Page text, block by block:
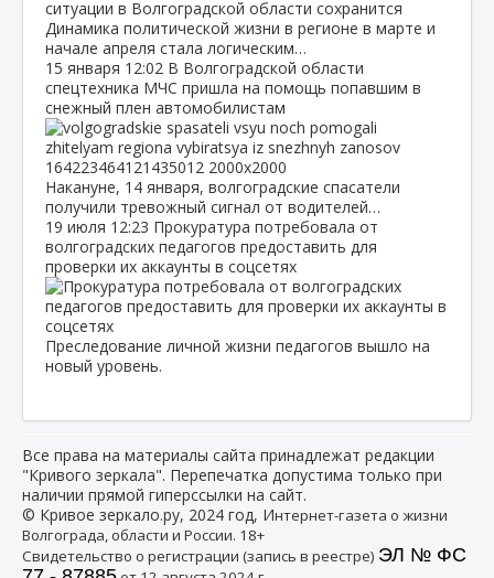
Динамика политической жизни в регионе в марте и
начале апреля стала логическим…
15 января 12:02 В Волгоградской области
спецтехника МЧС пришла на помощь попавшим в
снежный плен автомобилистам
Накануне, 14 января, волгоградские спасатели
получили тревожный сигнал от водителей…
19 июля 12:23 Прокуратура потребовала от
волгоградских педагогов предоставить для
проверки их аккаунты в соцсетях
Преследование личной жизни педагогов вышло на
новый уровень.
Все права на материалы сайта принадлежат редакции
"Кривого зеркала". Перепечатка допустима только при
наличии прямой гиперссылки на сайт.
© Кривое зеркало.ру, 2024 год, Интернет-газета о жизни
Волгограда, области и России. 18+
Свидетельство о регистрации (запись в реестре) ЭЛ № ФС